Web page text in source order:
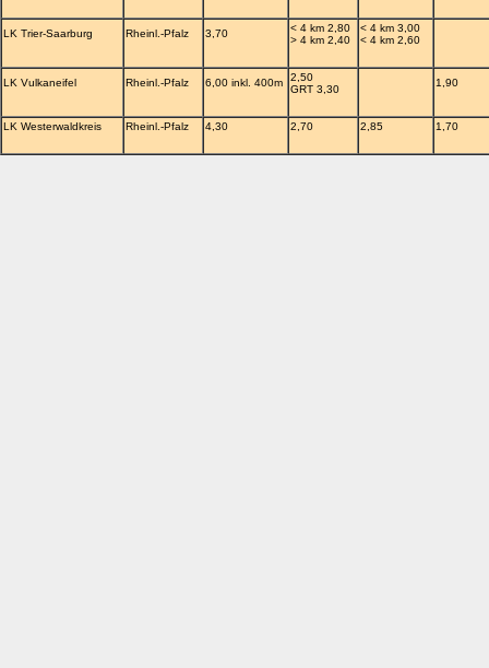
LK Trier-Saarburg Rheinl.-Pfalz 3,70
< 4 km 2,80
> 4 km 2,40
< 4 km 3,00
< 4 km 2,60
LK Vulkaneifel Rheinl.-Pfalz 6,00 inkl. 400m
2,50
GRT 3,30
1,90
LK Westerwaldkreis Rheinl.-Pfalz 4,30 2,70 2,85 1,70